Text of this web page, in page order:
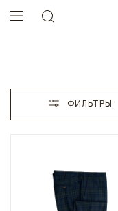
ФИЛЬТРЫ